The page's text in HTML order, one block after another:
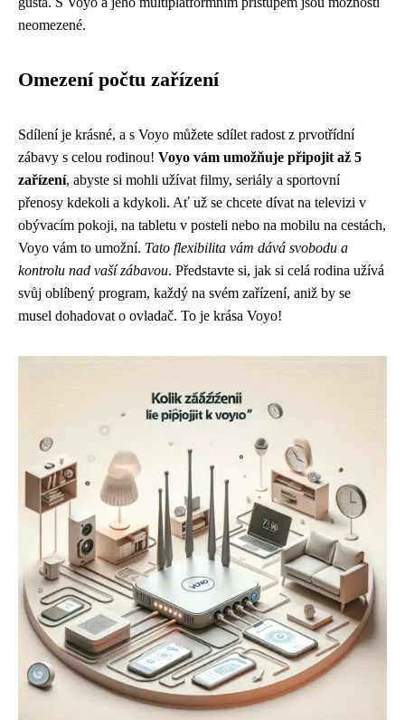
neomezené.
Omezení počtu zařízení
Sdílení je krásné, a s Voyo můžete sdílet radost z prvotřídní
zábavy s celou rodinou! Voyo vám umožňuje připojit až 5
zařízení, abyste si mohli užívat filmy, seriály a sportovní
přenosy kdekoli a kdykoli. Ať už se chcete dívat na televizi v
obývacím pokoji, na tabletu v posteli nebo na mobilu na cestách,
Voyo vám to umožní. Tato flexibilita vám dává svobodu a
kontrolu nad vaší zábavou. Představte si, jak si celá rodina užívá
svůj oblíbený program, každý na svém zařízení, aniž by se
musel dohadovat o ovladač. To je krása Voyo!